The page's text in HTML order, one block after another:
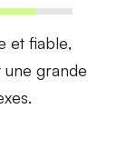
et fiable,
grande